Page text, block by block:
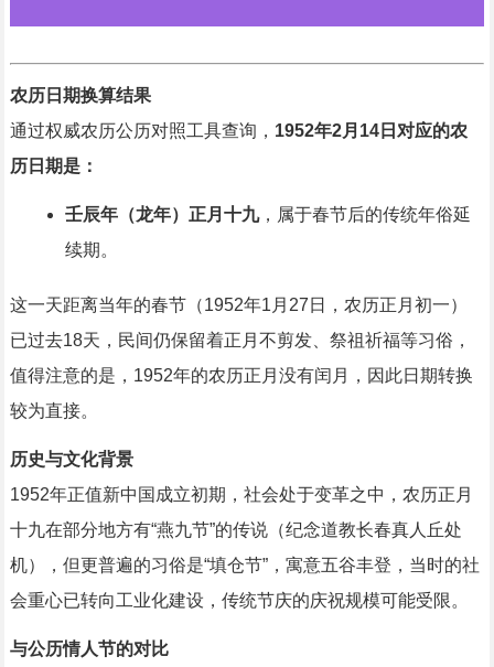
农历日期换算结果
通过权威农历公历对照工具查询， 1952年2月14日对应的农
历日期是：
壬辰年（龙年）正月十九，属于春节后的传统年俗延
续期。
这一天距离当年的春节（1952年1月27日，农历正月初一）
已过去18天，民间仍保留着正月不剪发、祭祖祈福等习俗，
值得注意的是，1952年的农历正月没有闰月，因此日期转换
较为直接。
历史与文化背景
1952年正值新中国成立初期，社会处于变革之中，农历正月
十九在部分地方有“燕九节”的传说（纪念道教长春真人丘处
机），但更普遍的习俗是“填仓节”，寓意五谷丰登，当时的社
会重心已转向工业化建设，传统节庆的庆祝规模可能受限。
与公历情人节的对比